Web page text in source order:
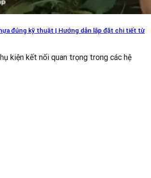
đúng kỹ thuật | Hướng dẫn lắp đặt chi tiết từ
kiện kết nối quan trọng trong các hệ